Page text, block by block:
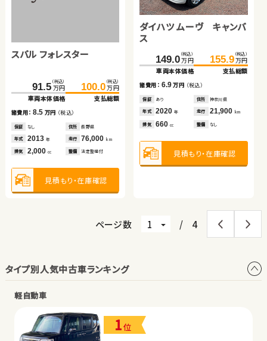
スバル フォレスター
91.5 （税込）
万円
車両本体価格
100.0 （税込）
万円
支払総額
諸費用：8.5 万円 （税込）
保証 なし 住所 長野県
年式 2013 年 走行 76,000 km
排気 2,000 cc 整備 法定整備付
見積もり・在庫確認
ダイハツ ムーヴ キャンバ
ス
149.0 （税込）
万円
車両本体価格
155.9 （税込）
万円
支払総額
諸費用： 6.9万円 （税込）
保証 あり 住所 神奈川県
年式 2020年 走行 21,900 km
排気 660cc 整備 なし
見積もり・在庫確認
119.9（税込）
万円
諸費用：5.0 万円（税込）
あり 徳島県
年式 2016年 走行
排気 2,000 整備
見積もり・在庫確認
トヨタ アクア
118.9 （税込）
万円
車両本体価格
129.8 （税込）
万円
支払総額
諸費用： 10.9万円（税込）
保証 あり 住所 埼玉県
年式 2017年 走行 47,400 km
排気 1,500 整備 法定整備付
見積もり・在庫確認
75.3（税込）
万円
諸費用：18.6万円（税込）
あり 岩手県
年式 2013年 走行
排気 2,000 整備
見積もり・在庫確認
ダイハツ タント
136.1 （税込）
万円
車両本体価格
142.4 （税込）
万円
支払総額
諸費用： 6.3万円 （税込）
保証 なし 住所 茨城県
年式 2019年 走行 6,900km
排気 660cc 整備 なし
見積もり・在庫確認
ページ数 / 4
タイプ別人気中古車ランキング
軽自動車
1位